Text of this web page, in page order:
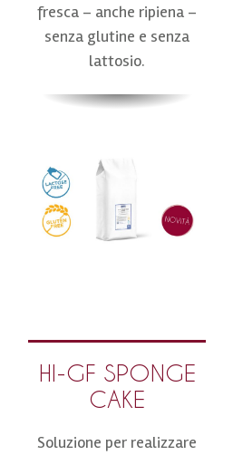
fresca – anche ripiena –
senza glutine e senza
lattosio.
HI-GF SPONGE
CAKE
Soluzione per realizzare